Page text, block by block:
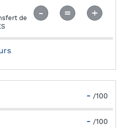
de
- /100
des adversaires par
duels
- /100